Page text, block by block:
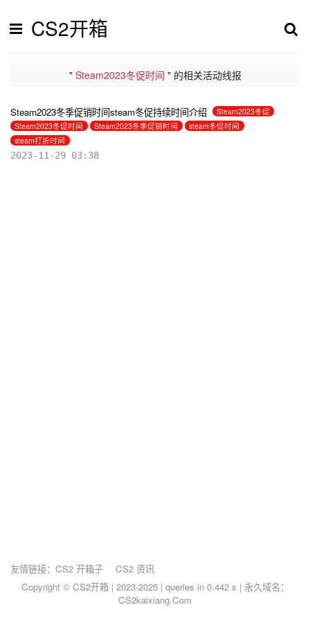
CS2开箱
"Steam2023冬促时间 " 的相关活动线报
Steam2023冬季促销时间steam冬促持续时间介绍
Steam2023冬促
Steam2023冬促时间
Steam2023冬季促销时间
steam冬促时间
steam打折时间
2023-11-29 03:38
友情链接： CS2 开箱子
CS2 资讯
Copyright © CS2开箱 | 2023-2025 | queries in 0.442 s | 永久域名：
CS2kaixiang.Com